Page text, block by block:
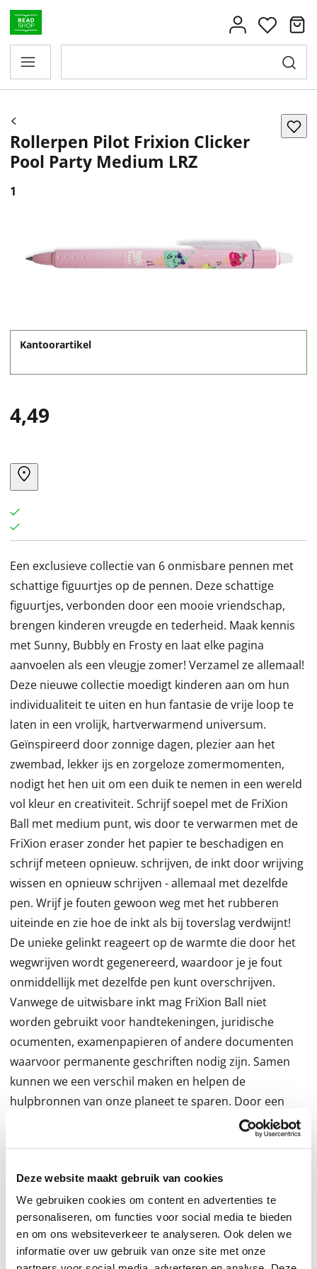
Deze website maakt gebruik van cookies
We gebruiken cookies om content en advertenties te
personaliseren, om functies voor social media te bieden
en om ons websiteverkeer te analyseren. Ook delen we
informatie over uw gebruik van onze site met onze
Rollerpen Pilot Frixion Clicker
Pool Party Medium LRZ
1
Kantoorartikel
4,49
Een exclusieve collectie van 6 onmisbare pennen met
schattige figuurtjes op de pennen. Deze schattige
figuurtjes, verbonden door een mooie vriendschap,
brengen kinderen vreugde en tederheid. Maak kennis
met Sunny, Bubbly en Frosty en laat elke pagina
aanvoelen als een vleugje zomer! Verzamel ze allemaal!
Deze nieuwe collectie moedigt kinderen aan om hun
individualiteit te uiten en hun fantasie de vrije loop te
laten in een vrolijk, hartverwarmend universum.
Geïnspireerd door zonnige dagen, plezier aan het
zwembad, lekker ijs en zorgeloze zomermomenten,
nodigt het hen uit om een duik te nemen in een wereld
vol kleur en creativiteit. Schrijf soepel met de FriXion
Ball met medium punt, wis door te verwarmen met de
FriXion eraser zonder het papier te beschadigen en
schrijf meteen opnieuw. schrijven, de inkt door wrijving
wissen en opnieuw schrijven - allemaal met dezelfde
pen. Wrijf je fouten gewoon weg met het rubberen
uiteinde en zie hoe de inkt als bij toverslag verdwijnt!
De unieke gelinkt reageert op de warmte die door het
wegwrijven wordt gegenereerd, waardoor je je fout
onmiddellijk met dezelfde pen kunt overschrijven.
Vanwege de uitwisbare inkt mag FriXion Ball niet
worden gebruikt voor handtekeningen, juridische
ocumenten, examenpapieren of andere documenten
waarvoor permanente geschriften nodig zijn. Samen
kunnen we een verschil maken en helpen de
hulpbronnen van onze planeet te sparen. Door een
FriXion Ball-gelpen te produceren, vermindert Pilot de
CO2-voetafdruk van de pen in vergelijking met dezelfde
Maar daar blijft het niet bij: door de pen minstens 3
keer bij te vullen, compenseert u ook de CO2-uitstoot.
Van de productie tot het einde van de levensduur van
het product wordt geschat dat de aankoop van deze
pen en het 3 keer bijvullen ervan de totale milieu-